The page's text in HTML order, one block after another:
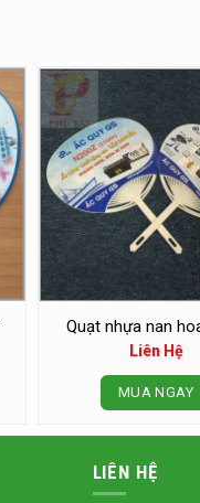
Quạt nhựa nan
Liên Hệ
MUA NGAY
LIÊN HỆ